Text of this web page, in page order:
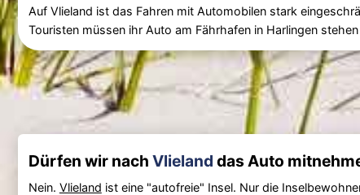
Auf Vlieland ist das Fahren mit Automobilen stark
Touristen müssen ihr Auto am Fährhafen in Harlingen
Dürfen wir nach Vlieland das Auto
Nein. Vlieland ist eine "autofreie" Insel. Nur die